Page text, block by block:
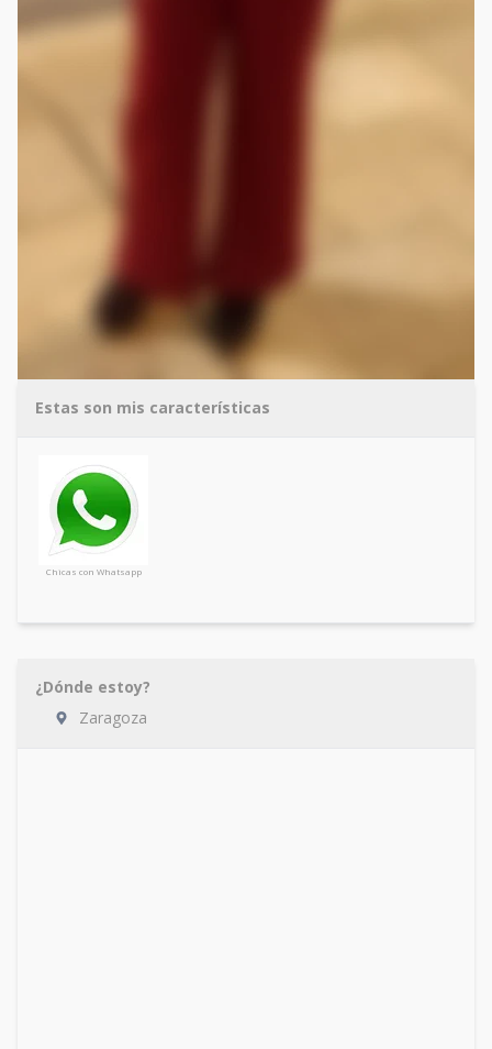
Estas son mis características
Chicas con Whatsapp
¿Dónde estoy?
Zaragoza